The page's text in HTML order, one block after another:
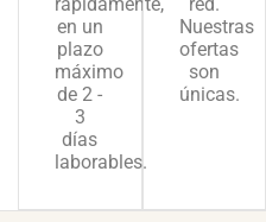
en un
plazo
máximo
de 2 -
3
días
laborables.
Nuestras
ofertas
son
únicas.